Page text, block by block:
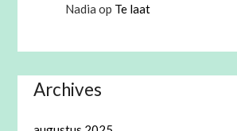
Nadia op Te laat
Archives